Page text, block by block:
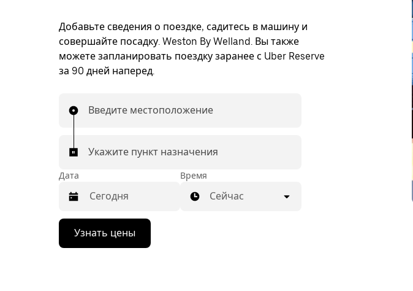
Добавьте сведения о поездке, садитесь в машину и
совершайте посадку. Weston By Welland. Вы также
можете запланировать поездку заранее с Uber Reserve
за 90 дней наперед.
Введите местоположение
Укажите пункт назначения
Дата
Нажмите
стрелку
вниз,
Время
Сейчас
Узнать цены